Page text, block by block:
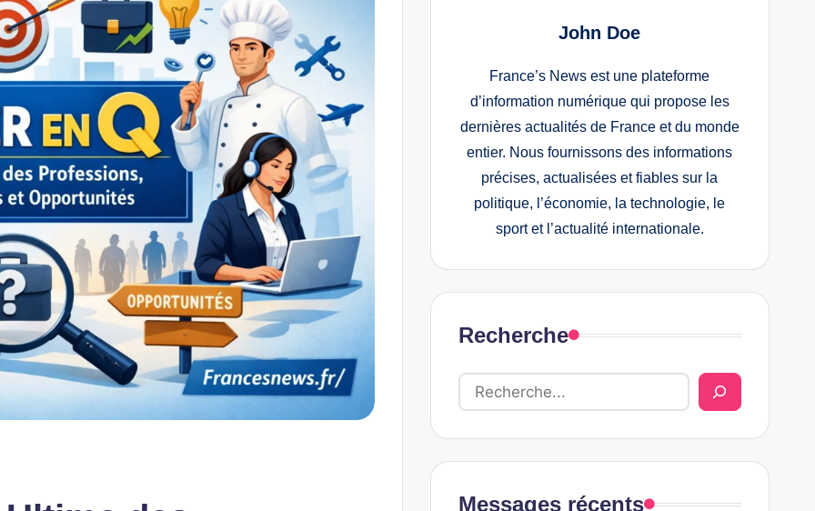
John Doe
France’s News est une plateforme
d’information numérique qui propose les
dernières actualités de France et du monde
entier. Nous fournissons des informations
précises, actualisées et fiables sur la
politique, l’économie, la technologie, le
sport et l’actualité internationale.
Recherche
Messages récents